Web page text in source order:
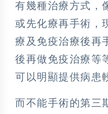
有幾種治療方式，
或先化療再手術，
療及免疫治療後再
後再做免疫治療等
可以明顯提供病患
而不能手術的第三